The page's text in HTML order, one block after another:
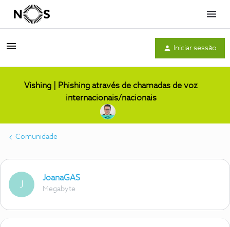
Menu
Iniciar sessão
Vishing | Phishing através de chamadas de voz
internacionais/nacionais
Comunidade
J
JoanaGAS
Megabyte